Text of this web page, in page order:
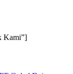
Kami”]